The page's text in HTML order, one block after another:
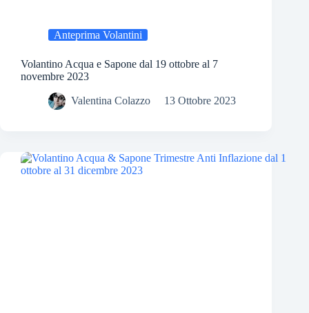
Anteprima Volantini
Volantino Acqua e Sapone dal 19 ottobre al 7
novembre 2023
Valentina Colazzo 13 Ottobre 2023